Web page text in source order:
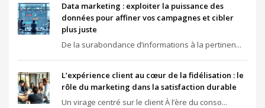
Data marketing : exploiter la puissance des
données pour affiner vos campagnes et cibler
plus juste
De la surabondance d’informations à la pertinen...
L’expérience client au cœur de la fidélisation : le
rôle du marketing dans la satisfaction durable
Un virage centré sur le client À l’ère du conso...